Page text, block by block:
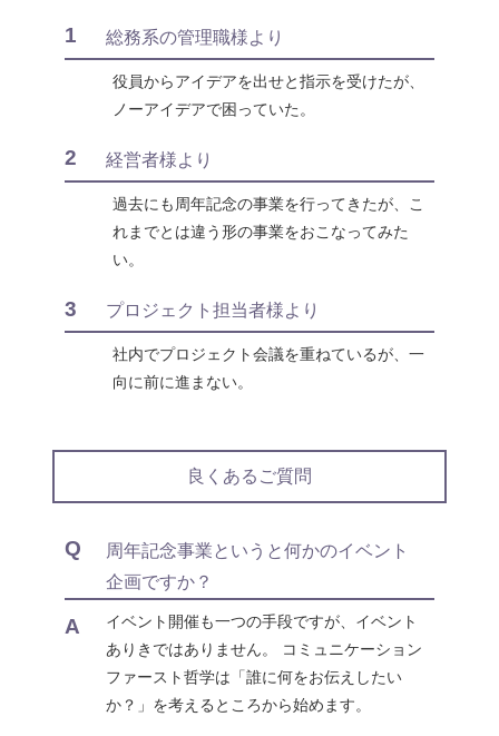
1 総務系の管理職様より
役員からアイデアを出せと指示を受けたが、
ノーアイデアで困っていた。
2 経営者様より
過去にも周年記念の事業を行ってきたが、こ
れまでとは違う形の事業をおこなってみた
い。
3 プロジェクト担当者様より
社内でプロジェクト会議を重ねているが、一
向に前に進まない。
良くあるご質問
Q
周年記念事業というと何かのイベント
企画ですか？
A
イベント開催も一つの手段ですが、イベント
ありきではありません。 コミュニケーション
ファースト哲学は「誰に何をお伝えしたい
か？」を考えるところから始めます。